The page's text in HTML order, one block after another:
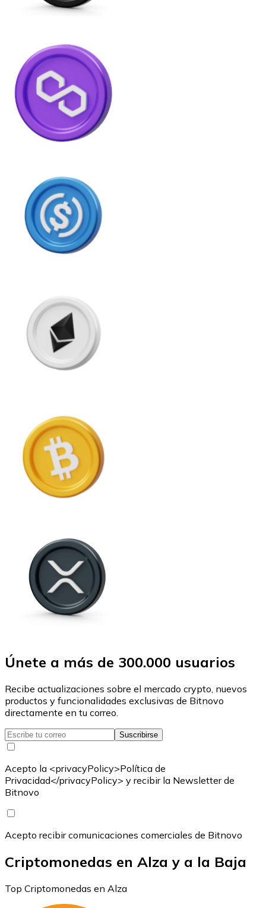
Únete a más de 300.000 usuarios
Recibe actualizaciones sobre el mercado crypto, nuevos
productos y funcionalidades exclusivas de Bitnovo
directamente en tu correo.
Suscribirse
Acepto la <privacyPolicy>Política de
Privacidad</privacyPolicy> y recibir la Newsletter de
Bitnovo
Acepto recibir comunicaciones comerciales de Bitnovo
Criptomonedas en Alza y a la Baja
Top Criptomonedas en Alza